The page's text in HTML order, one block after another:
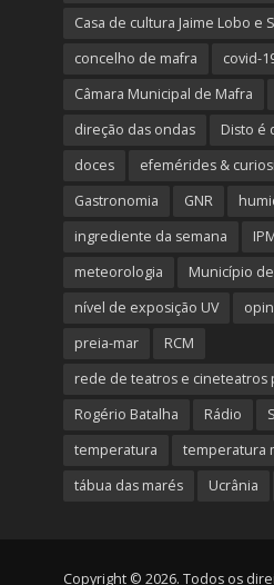
Casa de cultura Jaime Lobo e
concelho de mafra
covid-
Câmara Municipal de Mafra
direção das ondas
Disto é
doces
efemérides &
Gastronomia
GNR
ingrediente da semana
meteorologia
Município
nível de exposição UV
preia-mar
RCM
rede de teatros e cineteatros
Rogério Batalha
Rádio
temperatura
temperatura
tábua das marés
Ucrânia
Copyright © 2026. Todos os